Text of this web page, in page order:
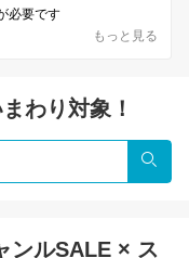
必要です
もっと見る
わり対象！
検索
ンルSALE × ス